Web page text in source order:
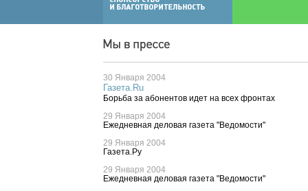
30 Января 2004
Газета.Ru
Борьба за абонентов идет на всех фронтах
29 Января 2004
Ежедневная деловая газета "Ведомости"
29 Января 2004
Газета.Ру
29 Января 2004
Ежедневная деловая газета "Ведомости"